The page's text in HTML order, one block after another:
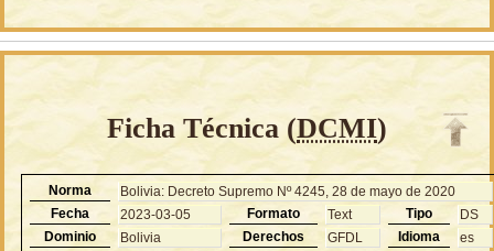
Ficha Técnica (DCMI)
Norma
Bolivia: Decreto Supremo Nº 4245, 28 de mayo de 2020
Fecha
2023-03-05 Formato Text Tipo
DS
Dominio
Bolivia Derechos GFDL Idioma es